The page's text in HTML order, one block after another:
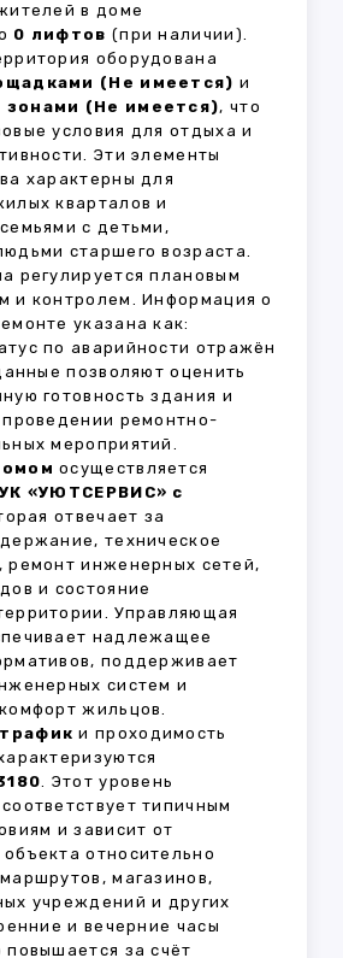
в доме
0 лифтов (при наличии).
оборудована
(Не имеется) и
зонами (Не имеется), что
условия для отдыха и
Эти элементы
характерны для
кварталов и
с детьми,
старшего возраста.
регулируется плановым
и контролем. Информация о
указана как:
по аварийности отражён
позволяют оценить
готовность здания и
проведении ремонтно-
мероприятий.
осуществляется
«УЮТСЕРВИС» с
отвечает за
техническое
ремонт инженерных сетей,
и состояние
Управляющая
надлежащее
поддерживает
систем и
жильцов.
и проходимость
. Этот уровень
типичным
и зависит от
относительно
магазинов,
учреждений и других
и вечерние часы
за счёт